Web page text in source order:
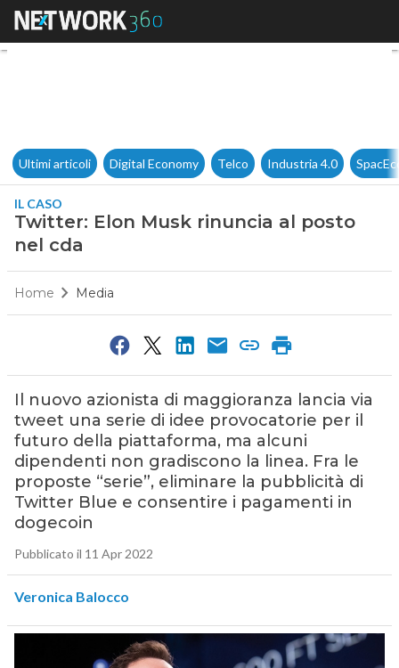
Twitter: Elon Musk rinuncia
Ultimi articoli Digital Economy Telco Industria 4.0
IL CASO
Twitter: Elon Musk rinuncia al posto
nel cda
Home Media
Il nuovo azionista di maggioranza lancia via
tweet una serie di idee provocatorie per il
futuro della piattaforma, ma alcuni
dipendenti non gradiscono la linea. Fra le
proposte “serie”, eliminare la pubblicità di
Twitter Blue e consentire i pagamenti in
dogecoin
Pubblicato il 11 Apr 2022
Veronica Balocco